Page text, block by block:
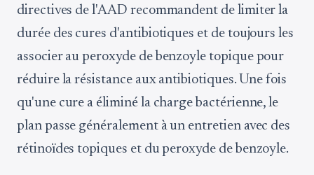
directives de l'AAD recommandent de limiter la
durée des cures d'antibiotiques et de toujours les
associer au peroxyde de benzoyle topique pour
réduire la résistance aux antibiotiques. Une fois
qu'une cure a éliminé la charge bactérienne, le
plan passe généralement à un entretien avec des
rétinoïdes topiques et du peroxyde de benzoyle.